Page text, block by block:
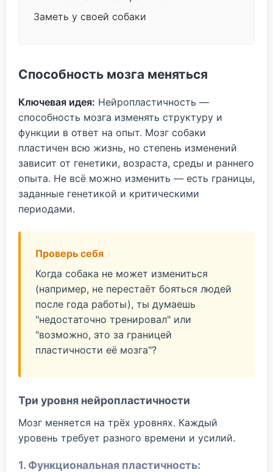
Заметь у своей собаки
Способность мозга меняться
Ключевая идея: Нейропластичность —
способность мозга изменять структуру и
функции в ответ на опыт. Мозг собаки
пластичен всю жизнь, но степень изменений
зависит от генетики, возраста, среды и раннего
опыта. Не всё можно изменить — есть границы,
заданные генетикой и критическими
периодами.
Проверь себя
Когда собака не может измениться
(например, не перестаёт бояться людей
после года работы), ты думаешь
"недостаточно тренировал" или
"возможно, это за границей
пластичности её мозга"?
Три уровня нейропластичности
Мозг меняется на трёх уровнях. Каждый
уровень требует разного времени и усилий.
1. Функциональная пластичность: